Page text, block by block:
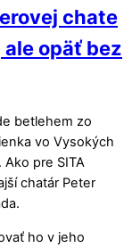
chate
opäť bez
betlehem zo
vo Vysokých
pre SITA
chatár Peter
ho v jeho